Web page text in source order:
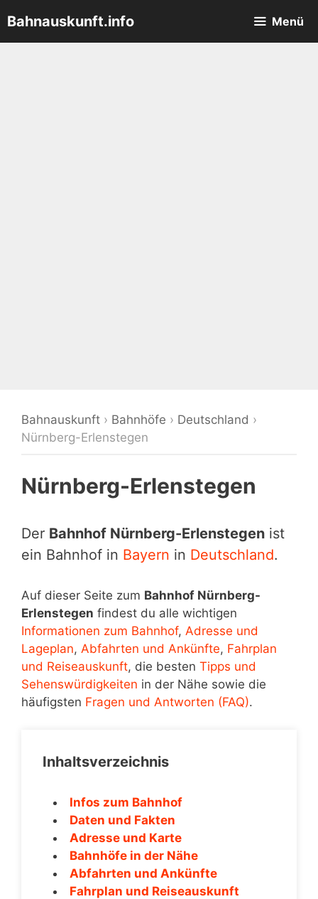
Inhalt
springen
Bahnauskunft.info Menü
Bahnauskunft › Bahnhöfe › Deutschland ›
Nürnberg-Erlenstegen
Nürnberg-Erlenstegen
Der Bahnhof Nürnberg-Erlenstegen ist
ein Bahnhof in Bayern in Deutschland.
Auf dieser Seite zum Bahnhof Nürnberg-
Erlenstegen findest du alle wichtigen
Informationen zum Bahnhof, Adresse und
Lageplan, Abfahrten und Ankünfte, Fahrplan
und Reiseauskunft, die besten Tipps und
Sehenswürdigkeiten in der Nähe sowie die
häufigsten Fragen und Antworten (FAQ).
Inhaltsverzeichnis
Infos zum Bahnhof
Daten und Fakten
Adresse und Karte
Bahnhöfe in der Nähe
Abfahrten und Ankünfte
Fahrplan und Reiseauskunft